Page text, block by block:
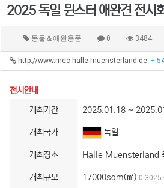
2025 독일 뮌스터 애완견 전시
동물＆애완용품 0 3484
http://www.mcc-halle-muensterland.de +
전시안내
개최기간
2025.01.18 ~
개최국가 독일
개최장소 Halle Muensterland
개최규모 17000sqm(㎡) 0.3025